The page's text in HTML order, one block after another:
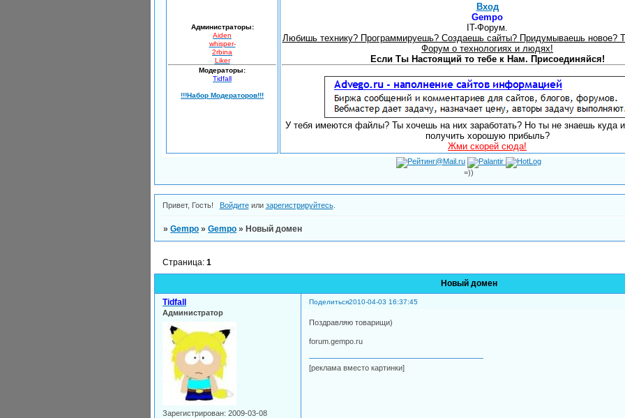
Администраторы:
Aiden
whisper-
2rbina
Liker
Модераторы:
Tidfall
!!!Набор Модераторов!!!
Вход
Gempo
IT-Форум.
Любишь технику? Программируешь? Создаешь сайты? Придумываешь новое?
Форум о технологиях и людях!
Если Ты Настоящий то тебе к Нам. Присоединяйся!
У тебя имеются файлы? Ты хочешь на них заработать? Но ты не знаешь куда
получить хорошую прибыль?
Жми скорей сюда!
=))
Привет, Гость! Войдитеили зарегистрируйтесь.
»Gempo »Gempo »Новый домен
Новый домен
Страница:1
Поделиться2010-04-03 16:37:45
Tidfall
Администратор
Зарегистрирован: 2009-03-08
Поздравляю товарищи)
forum.gempo.ru
[реклама вместо картинки]